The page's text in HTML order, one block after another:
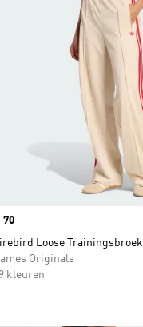
70
Loose Trainingsbroek
Originals
kleuren